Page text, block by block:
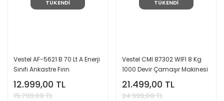
TÜKENDİ
Vestel AF-5621 B 70 Lt A Enerji
Sınıfı Ankastre Fırın
12.999,00 TL
15.799,00 TL
TÜKENDİ
Vestel CMI 87302 WIFI 8 Kg
1000 Devir Çamaşır Makinesi
21.499,00 TL
24.999,00 TL